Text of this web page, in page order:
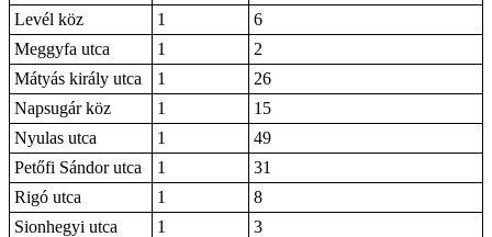
Levél köz
1
6
Meggyfa utca
1
2
Mátyás király utca
1
26
Napsugár köz
1
15
Nyulas utca
1
49
Petőfi Sándor utca
1
31
Rigó utca
1
8
Sionhegyi utca
1 3